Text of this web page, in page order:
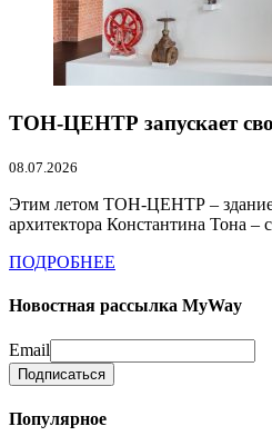
ТОН-ЦЕНТР запускает
08.07.2026
Этим летом ТОН-ЦЕНТР – здание
архитектора Константина Тона –
ПОДРОБНЕЕ
Новостная рассылка MyWay
Email
Популярное